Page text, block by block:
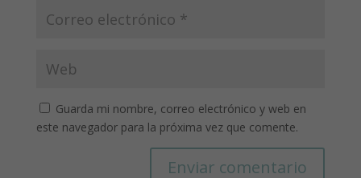
Guarda mi nombre, correo electrónico y web en
este navegador para la próxima vez que comente.